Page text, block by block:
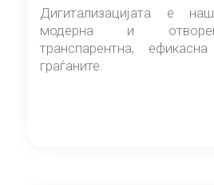
Дигитализацијата е
модерна и
транспарентна,
граѓаните.